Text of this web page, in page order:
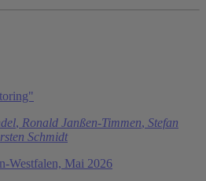
, Ronald Janßen-Timmen, Stefan
Schmidt
Westfalen, Mai 2026